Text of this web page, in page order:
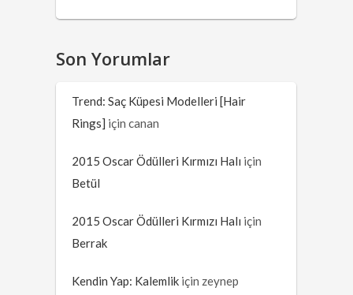
Son Yorumlar
Trend: Saç Küpesi Modelleri [Hair
Rings] içincanan
2015 Oscar Ödülleri Kırmızı Halı için
Betül
2015 Oscar Ödülleri Kırmızı Halı için
Berrak
Kendin Yap: Kalemlik için zeynep